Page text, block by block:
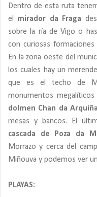
Dentro de esta ruta
el mirador da Fraga
sobre la ría de Vigo o
con curiosas
En la zona oeste del
los cuales hay un
que es el techo de
monumentos
dolmen Chan da Arquiña
mesas y bancos. El
cascada de Poza da
Morrazo y cerca del
Miñouva y podemos ver
PLAYAS: